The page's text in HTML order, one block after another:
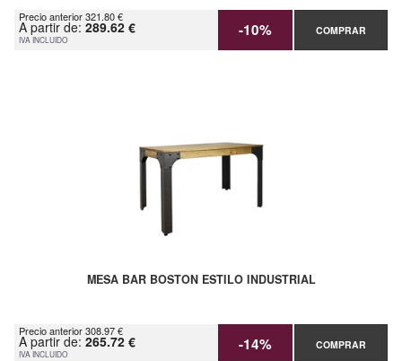
Precio anterior 321.80 €
A partir de: 289.62 €
IVA INCLUIDO -10% COMPRAR
MESA BAR BOSTON ESTILO INDUSTRIAL
Precio anterior 308.97 €
A partir de: 265.72 €
IVA INCLUIDO -14% COMPRAR